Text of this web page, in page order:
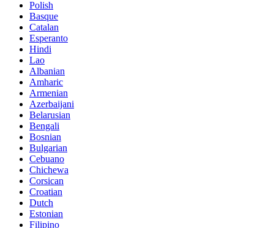
Polish
Basque
Catalan
Esperanto
Hindi
Lao
Albanian
Amharic
Armenian
Azerbaijani
Belarusian
Bengali
Bosnian
Bulgarian
Cebuano
Chichewa
Corsican
Croatian
Dutch
Estonian
Filipino